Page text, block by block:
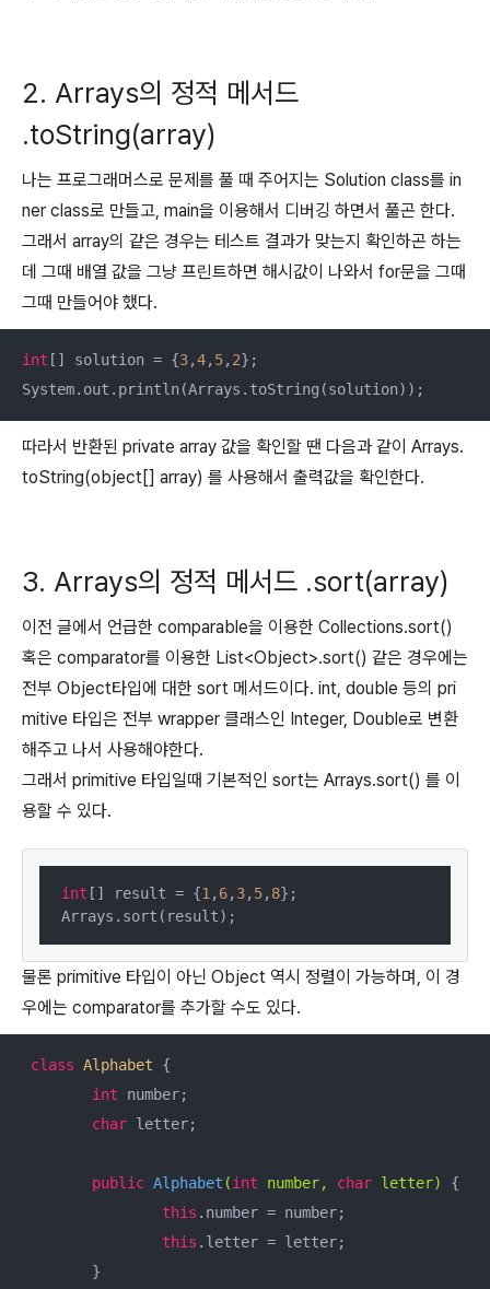
2. Arrays의 정적 메서드
.toString(array)
나는 프로그래머스로 문제를 풀 때 주어지는 Solution class를 in
ner class로 만들고, main을 이용해서 디버깅 하면서 풀곤 한다.
그래서 array의 같은 경우는 테스트 결과가 맞는지 확인하곤 하는
데 그때 배열 값을 그냥 프린트하면 해시값이 나와서 for문을 그때
그때 만들어야 했다.
int [] solution = {3,4, 5, 2};
System.out.println(Arrays.toString(solution));
따라서 반환된 private array 값을 확인할 땐 다음과 같이 Arrays.
toString(object[] array) 를 사용해서 출력값을 확인한다.
3. Arrays의 정적 메서드 .sort(array)
이전 글에서 언급한 comparable을 이용한 Collections.sort()
혹은 comparator를 이용한 List<Object>.sort() 같은 경우에는
전부 Object타입에 대한 sort 메서드이다. int, double 등의 pri
mitive 타입은 전부 wrapper 클래스인 Integer, Double로 변환
해주고 나서 사용해야한다.
그래서 primitive 타입일때 기본적인 sort는 Arrays.sort() 를 이
용할 수 있다.
int [] result = {1 , 6, 3, 5, 8};
Arrays.sort(result);
물론 primitive 타입이 아닌 Object 역시 정렬이 가능하며, 이 경
우에는 comparator를 추가할 수도 있다.
class Alphabet
{
int number;
char letter;
public Alphabet (int number, char letter)
{
this .number = number;
this .letter = letter;